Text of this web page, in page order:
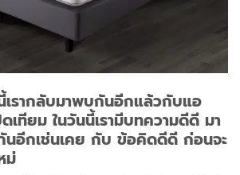
รากลับมาพบกันอีกแล้วกับแอ
ทียม ในวันนี้เรามีบทความดีดี มา
นอีกเช่นเคย กับ ข้อคิดดีดี ก่อนจะ
ม่